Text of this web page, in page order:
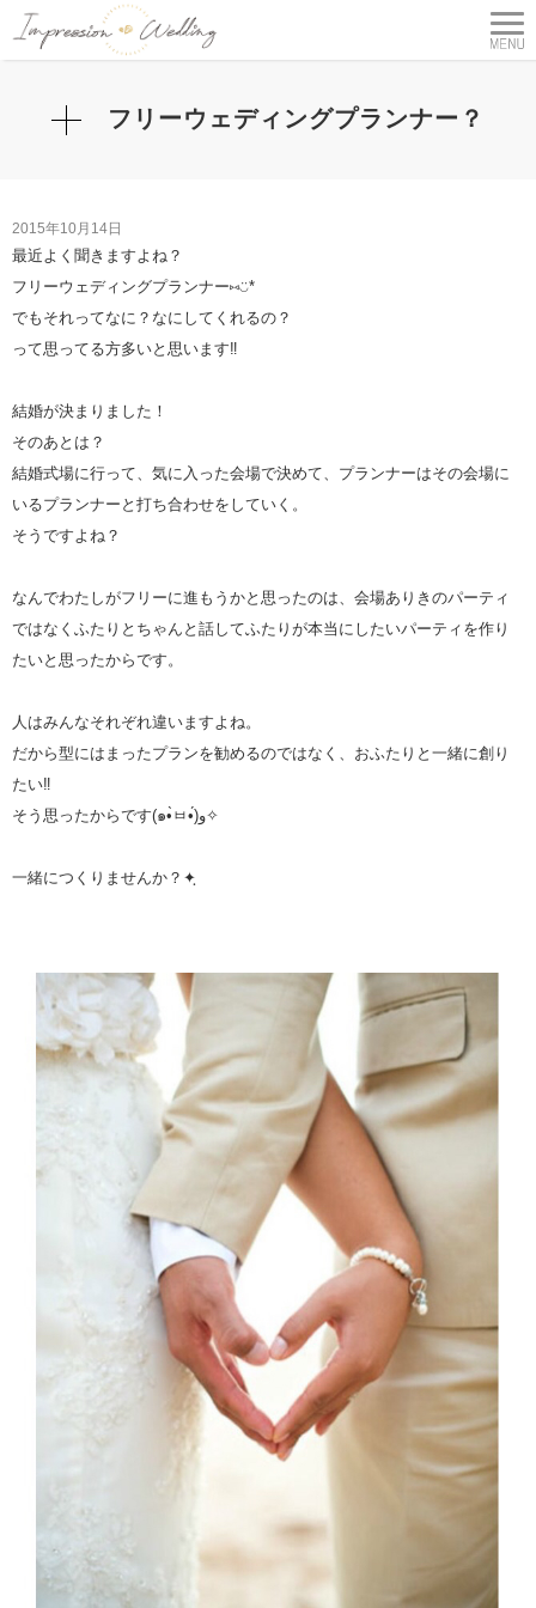
フリーウェディングプランナー？
2015年10月14日
最近よく聞きますよね？
フリーウェディングプランナー⑅◡̈*
でもそれってなに？なにしてくれるの？
って思ってる方多いと思います‼︎
結婚が決まりました！
そのあとは？
結婚式場に行って、気に入った会場で決めて、プランナーはその会場に
いるプランナーと打ち合わせをしていく。
そうですよね？
なんでわたしがフリーに進もうかと思ったのは、会場ありきのパーティ
ではなくふたりとちゃんと話してふたりが本当にしたいパーティを作り
たいと思ったからです。
人はみんなそれぞれ違いますよね。
だから型にはまったプランを勧めるのではなく、おふたりと一緒に創り
たい‼︎
そう思ったからです(๑•̀ㅂ•́)و✧
一緒につくりませんか？✦ฺ